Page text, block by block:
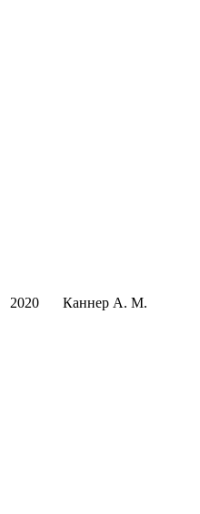
2020 Каннер А. М.